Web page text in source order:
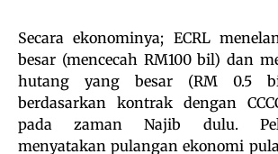
Secara ekonominya; ECRL
besar (mencecah RM100 bil) dan
hutang yang besar (RM 0.5
berdasarkan kontrak dengan
pada zaman Najib dulu.
menyatakan pulangan ekonomi